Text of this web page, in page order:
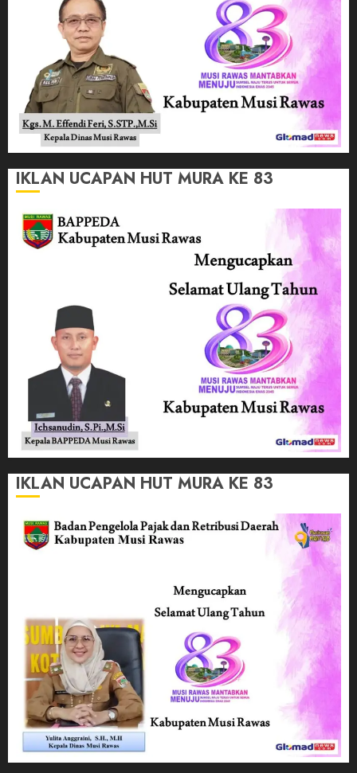
IKLAN UCAPAN HUT MURA KE 83
IKLAN UCAPAN HUT MURA KE 83